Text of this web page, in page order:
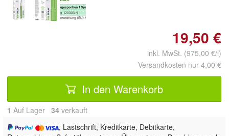
19,50 €
inkl. MwSt. (975,00 €/l)
Versandkosten nur 4,00 €
In den Warenkorb
1 Auf Lager 34 verkauft
, Lastschrift, Kreditkarte, Debitkarte,